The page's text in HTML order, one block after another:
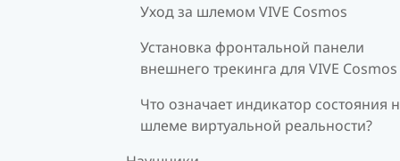
Уход за шлемом VIVE Cosmos
Установка фронтальной панели
внешнего трекинга для VIVE Cosmos
Что означает индикатор состояния
шлеме виртуальной реальности?